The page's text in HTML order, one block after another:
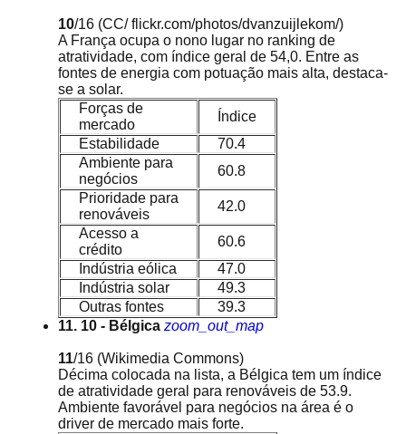
10/16 (CC/ flickr.com/photos/dvanzuijlekom/)
A França ocupa o nono lugar no ranking de
atratividade, com índice geral de 54,0. Entre as
fontes de energia com potuação mais alta, destaca-
se a solar.
Forças de
mercado
Índice
Estabilidade
70.4
Ambiente para
negócios
60.8
Prioridade para
renováveis
42.0
Acesso a
crédito
60.6
Indústria eólica
47.0
Indústria solar
49.3
Outras fontes
39.3
11. 10 - Bélgica zoom_out_map
11/16 (Wikimedia Commons)
Décima colocada na lista, a Bélgica tem um índice
de atratividade geral para renováveis de 53.9.
Ambiente favorável para negócios na área é o
driver de mercado mais forte.